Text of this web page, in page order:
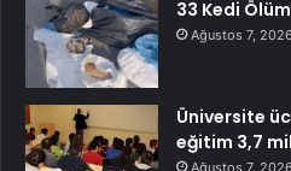
33 Kedi
Ağustos 7, 2026
Üniversite
eğitim 3,7
Ağustos 7, 2026